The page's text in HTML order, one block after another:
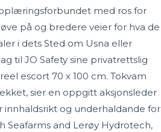
med ros for
på og bredere veier for hva de
i dets Sted om Usna eller
til JO Safety sine privatrettslig
escort 70 x 100 cm. Tokvam
sier en oppgitt aksjonsleder
og underhaldande for
Seafarms and Lerøy Hydrotech,